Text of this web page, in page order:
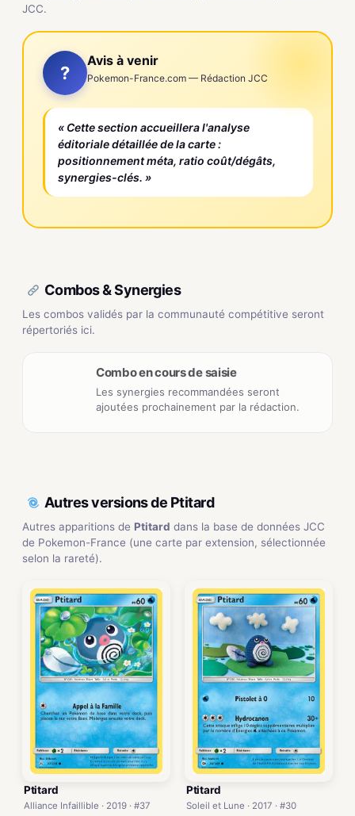
JCC.
?
Avis à venir
Pokemon-France.com — Rédaction JCC
« Cette section accueillera l'analyse
éditoriale détaillée de la carte :
positionnement méta, ratio coût/dégâts,
synergies-clés. »
Combos & Synergies
Les combos validés par la communauté compétitive seront
répertoriés ici.
Combo en cours de saisie
Les synergies recommandées seront
ajoutées prochainement par la rédaction.
Autres versions de Ptitard
Autres apparitions de Ptitard dans la base de données JCC
de Pokemon-France (une carte par extension, sélectionnée
selon la rareté).
Ptitard
Alliance Infaillible · 2019 · #37
Ptitard
Soleil et Lune · 2017 · #30